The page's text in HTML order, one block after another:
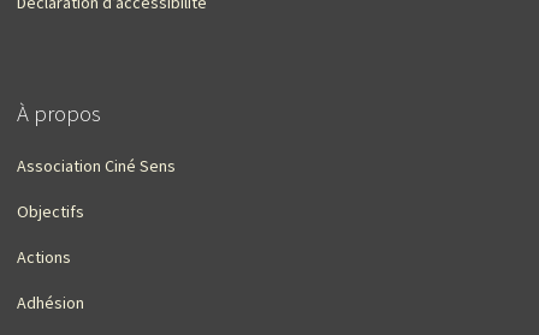
À propos
Association Ciné Sens
Objectifs
Actions
Adhésion